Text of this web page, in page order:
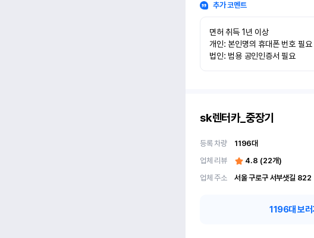
추가 코멘트
면허 취득 1년 이상
개인: 본인명의 휴대폰 번호 필요
법인: 범용 공인인증서 필요
sk렌터카_중장기
등록 차량 1196대
업체 리뷰
4.8 (22개)
업체 주소
서울 구로구 서부샛길 822
1196대 보러